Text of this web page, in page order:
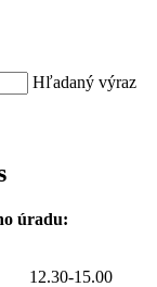
Hľadaný výraz
úradu:
12.30-15.00